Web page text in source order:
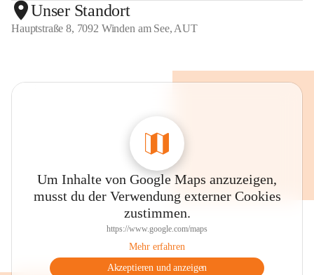
Unser Standort
Hauptstraße 8, 7092 Winden am See, AUT
Um Inhalte von Google Maps anzuzeigen,
musst du der Verwendung externer Cookies
zustimmen.
https://www.google.com/maps
Mehr erfahren
Akzeptieren und anzeigen